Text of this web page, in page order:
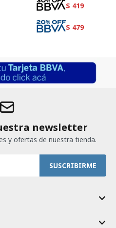
$ 419
$ 479
newsletter
y ofertas de nuestra tienda.
SUSCRIBIRME